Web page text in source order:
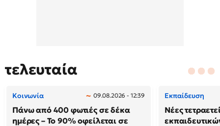
τελευταία
Κοινωνία 09.08.2026 - 12:39
Πάνω από 400 φωτιές σε δέκα
ημέρες – Το 90% οφείλεται σε
Εκπαίδευση
Νέες